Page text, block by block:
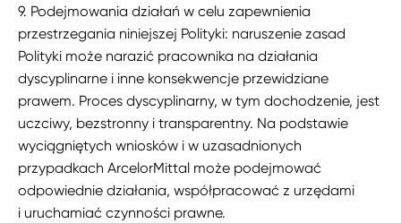
9. Podejmowania działań w celu zapewnienia
przestrzegania niniejszej Polityki: naruszenie zasad
Polityki może narazić pracownika na działania
dyscyplinarne i inne kon­sekwencje przewidziane
prawem. Proces dyscyplinarny, w tym dochodzenie, jest
uczciwy, bezstronny i transparentny. Na podstawie
wyciągniętych wniosków i w uzasadnionych
przypadkach ArcelorMittal może podejmować
odpowiednie działania, współpracować z urzędami
i uruchamiać czynności prawne.